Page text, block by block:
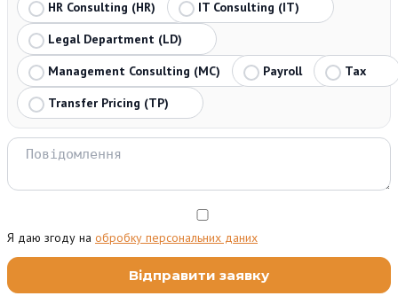
HR Consulting (HR)
IT Consulting (IT)
Legal Department (LD)
Management Consulting (MC)
Payroll
Tax
Transfer Pricing (TP)
Я даю згоду на обробку персональних даних